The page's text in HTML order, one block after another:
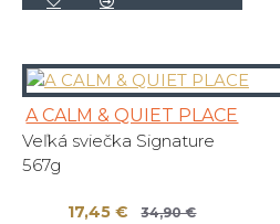
A CALM & QUIET PLACE
Veľká sviečka Signature
567g
17,45 € 34,90 €